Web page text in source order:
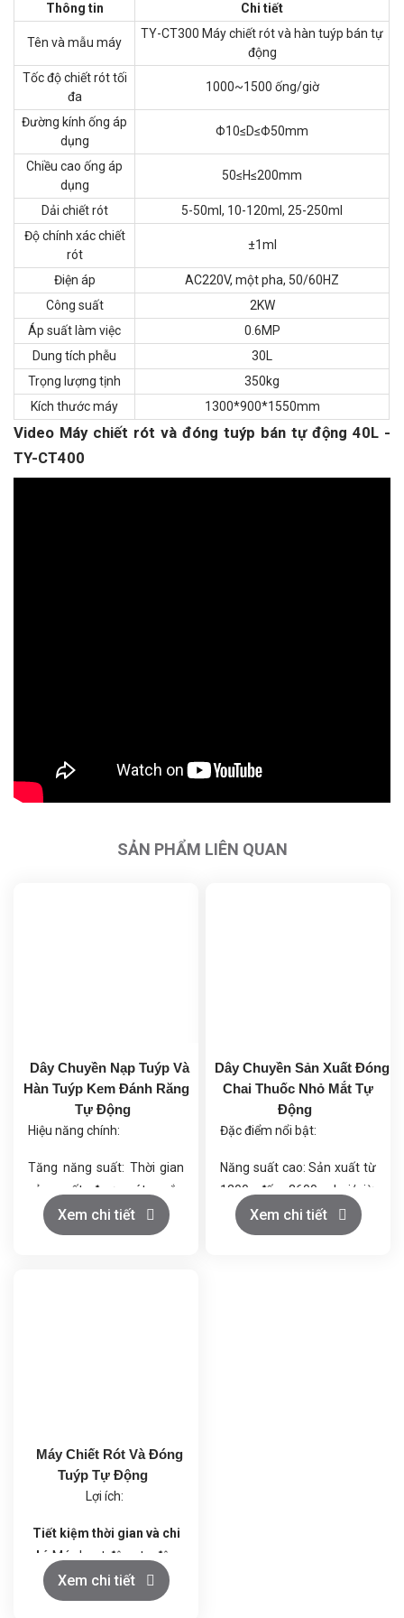
Thông tin Chi tiết
Tên và mẫu máy
TY-CT300 Máy chiết rót và hàn tuýp bán tự
động
Tốc độ chiết rót tối
đa
1000~1500 ống/giờ
Đường kính ống áp
dụng
Φ10≤D≤Φ50mm
Chiều cao ống áp
dụng
50≤H≤200mm
Dải chiết rót
5-50ml, 10-120ml, 25-250ml
Độ chính xác chiết
rót
±1ml
Điện áp
AC220V, một pha, 50/60HZ
Công suất
2KW
Áp suất làm việc
0.6MP
Dung tích phễu
30L
Trọng lượng tịnh
350kg
Kích thước máy
1300*900*1550mm
Video Máy chiết rót và đóng tuýp bán tự động 40L -
TY-CT400
SẢN PHẨM LIÊN QUAN
Dây Chuyền Nạp Tuýp Và
Hàn Tuýp Kem Đánh Răng
Tự Động
Hiệu năng chính:
Tăng năng suất: Thời gian
sản xuất được rút ngắn
đáng kể.
Đảm bảo chất lượng sản
Xem chi tiết
Dây Chuyền Sản Xuất Đóng
Chai Thuốc Nhỏ Mắt Tự
Động
Đặc điểm nổi bật:
Năng suất cao: Sản xuất từ
1200 đến 3600 chai/giờ,
phù hợp với nhu cầu sản
xuất lớn.
Xem chi tiết
Máy Chiết Rót Và Đóng
Tuýp Tự Động
Lợi ích:
Tiết kiệm thời gian và chi
phí: Máy hoạt động tự động
với tốc độ cao, giúp tiết
kiệm thời gian sản xuất và
Xem chi tiết